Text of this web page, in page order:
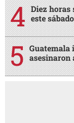
Diez horas
este
Guatemala
asesinaron